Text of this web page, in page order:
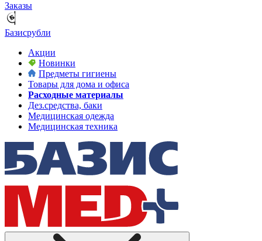
Заказы
Базисрубли
Акции
Новинки
Предметы гигиены
Товары для дома и офиса
Расходные материалы
Дез.средства, баки
Медицинская одежда
Медицинская техника